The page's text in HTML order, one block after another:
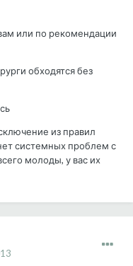
или по рекомендации
обходятся без
из правил
системных проблем с
молоды, у вас их